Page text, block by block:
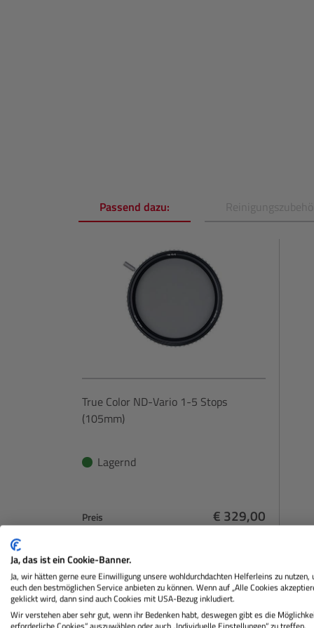
Passend dazu:
Reinigungszubehör:
True Color ND-Vario 1-5 Stops
(105mm)
Lagernd
Preis € 329,00
Ja, das ist ein Cookie-Banner.
Ja, wir hätten gerne eure Einwilligung unsere wohldurchdachten Helferleins zu nutzen,
euch den bestmöglichen Service anbieten zu können. Wenn auf „Alle Cookies
geklickt wird, dann sind auch Cookies mit USA-Bezug inkludiert.
Wir verstehen aber sehr gut, wenn ihr Bedenken habt, deswegen gibt es die